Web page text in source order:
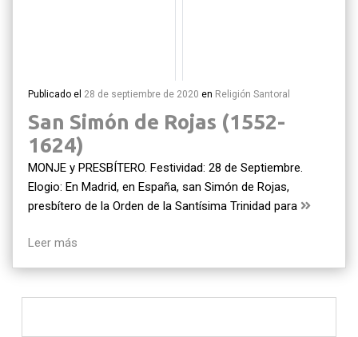
Publicado el 28 de septiembre de 2020 en Religión Santoral
San Simón de Rojas (1552-
1624)
MONJE y PRESBÍTERO. Festividad: 28 de Septiembre.
Elogio: En Madrid, en España, san Simón de Rojas,
presbítero de la Orden de la Santísima Trinidad para
Leer más